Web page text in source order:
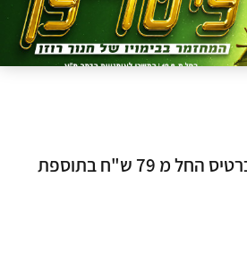
פיטר פן המחזמר –כרטיס החל מ 79 ש"ח בתוספת